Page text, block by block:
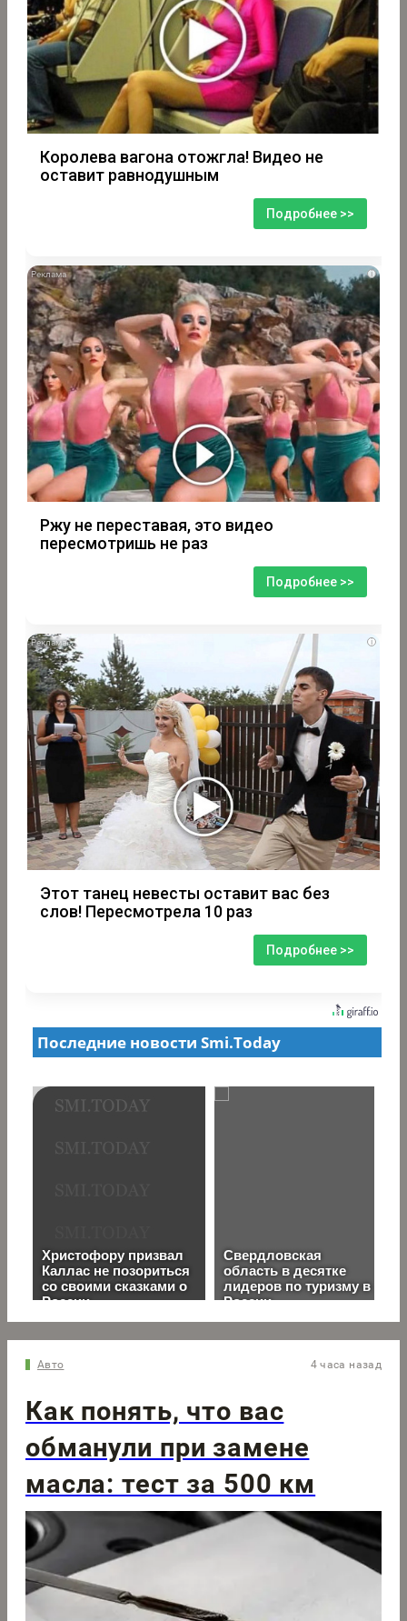
Королева вагона отожгла! Видео не
оставит равнодушным
Подробнее >>
i
Ржу не переставая, это видео
пересмотришь не раз
Подробнее >>
i
Этот танец невесты оставит вас без
слов! Пересмотрела 10 раз
Подробнее >>
Авто 4 часа назад
Как понять, что вас
обманули при замене
масла: тест за 500 км